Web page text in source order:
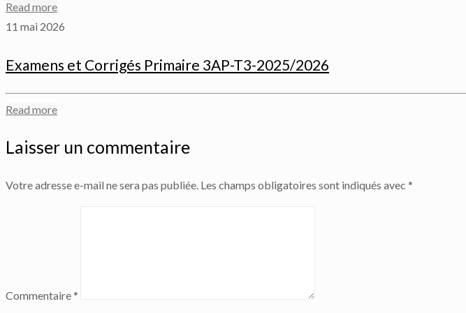
Read more
11 mai 2026
Examens et Corrigés Primaire 3AP-T3-2025/2026
Read more
Laisser un commentaire
Votre adresse e-mail ne sera pas publiée. Les champs obligatoires sont indiqués avec *
Commentaire*